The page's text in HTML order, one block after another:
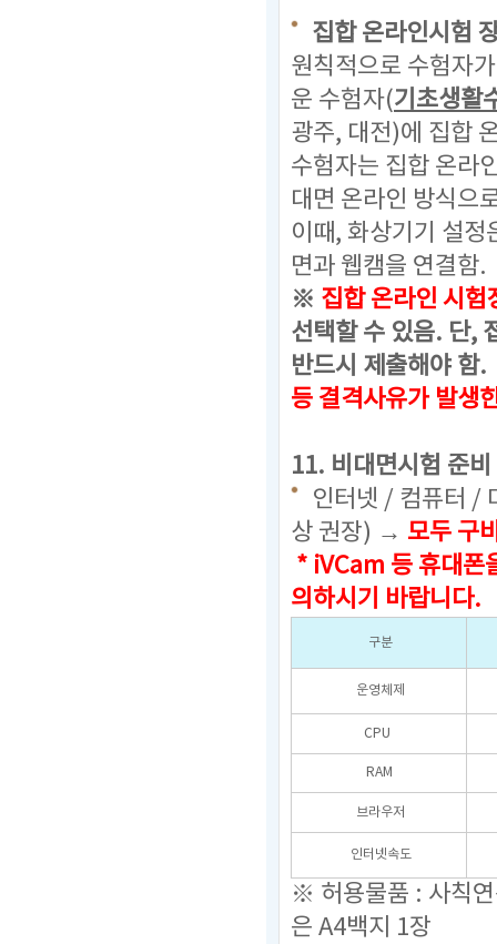
집합 온라인시험
원칙적으로 수험자
운 수험자(기초생활
광주, 대전)에 집합
수험자는 집합 온라
대면 온라인 방식으
이때, 화상기기 설정
면과 웹캠을 연결함.
※ 집합 온라인 시험
선택할 수 있음. 단,
반드시 제출해야 함.
등 결격사유가 발생
11. 비대면시험 준
인터넷 / 컴퓨터 /
상 권장) → 모두 구
* iVCam 등 휴대폰
의하시기 바랍니다.
구분
운영체제
CPU
RAM
브라우저
인터넷속도
※ 허용물품 : 사칙
은 A4백지 1장